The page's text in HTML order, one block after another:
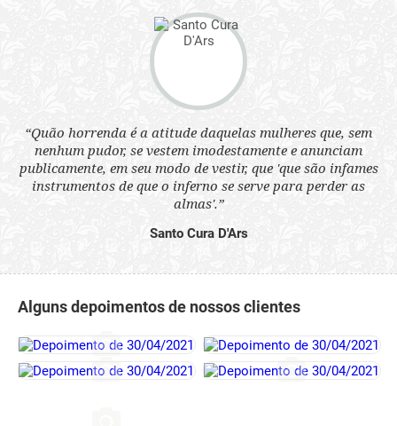
“Quão horrenda é a atitude daquelas mulheres que, sem
nenhum pudor, se vestem imodestamente e anunciam
publicamente, em seu modo de vestir, que 'que são infames
instrumentos de que o inferno se serve para perder as
almas'.”
Santo Cura D'Ars
Alguns depoimentos de nossos clientes